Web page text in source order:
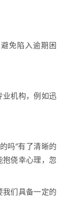
免陷入逾期困
业机构，例如迅
吗”有了清晰的
侥幸心理，忽
们具备一定的